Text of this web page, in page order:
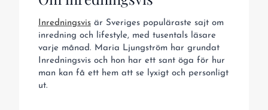
Inredningsvis är Sveriges populäraste sajt om
inredning och lifestyle, med tusentals läsare
varje månad. Maria Ljungström har grundat
Inredningsvis och hon har ett sant öga för hur
man kan få ett hem att se lyxigt och personligt
ut.